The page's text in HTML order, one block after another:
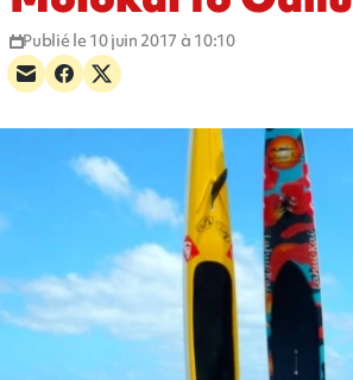
Publié le 10 juin 2017 à 10:10